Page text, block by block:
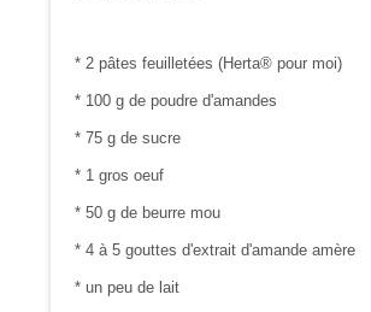
* 2 pâtes feuilletées (Herta® pour moi)
* 100 g de poudre d'amandes
* 75 g de sucre
* 1 gros oeuf
* 50 g de beurre mou
* 4 à 5 gouttes d'extrait d'amande amère
* un peu de lait